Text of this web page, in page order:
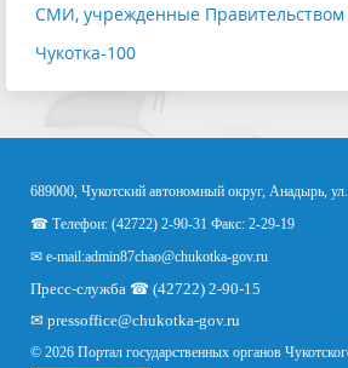
СМИ, учрежденные Правительством
Чукотка-100
689000, Чукотский автономный округ, Анадырь,
☎ Телефон: (42722) 2-90-31 Факс: 2-29-19
✉ e-mail:admin87chao@chukotka-gov.ru
Пресс-служба ☎ (42722) 2-90-15
✉ pressoffice@chukotka-gov.ru
© 2026 Портал государственных органов